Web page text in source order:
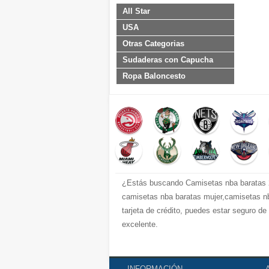
All Star
USA
Otras Categorias
Sudaderas con Capucha
Ropa Baloncesto
¿Estás buscando Camisetas nba
camisetas nba baratas mujer,camisetas
tarjeta de crédito, puedes estar seguro
excelente.